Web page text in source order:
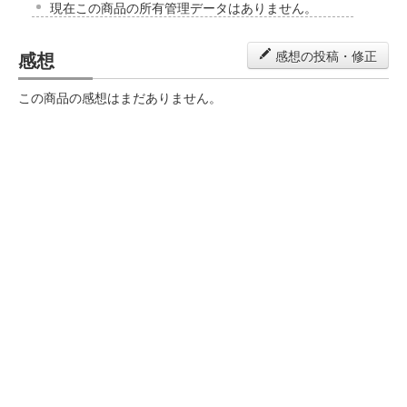
現在この商品の所有管理データはありません。
感想 感想の投稿・修正
この商品の感想はまだありません。